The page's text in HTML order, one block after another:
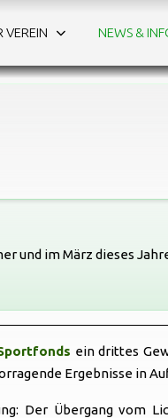
VEREIN NEWS &
und im März dieses
ein drittes
Ergebnisse in
Der Übergang vom